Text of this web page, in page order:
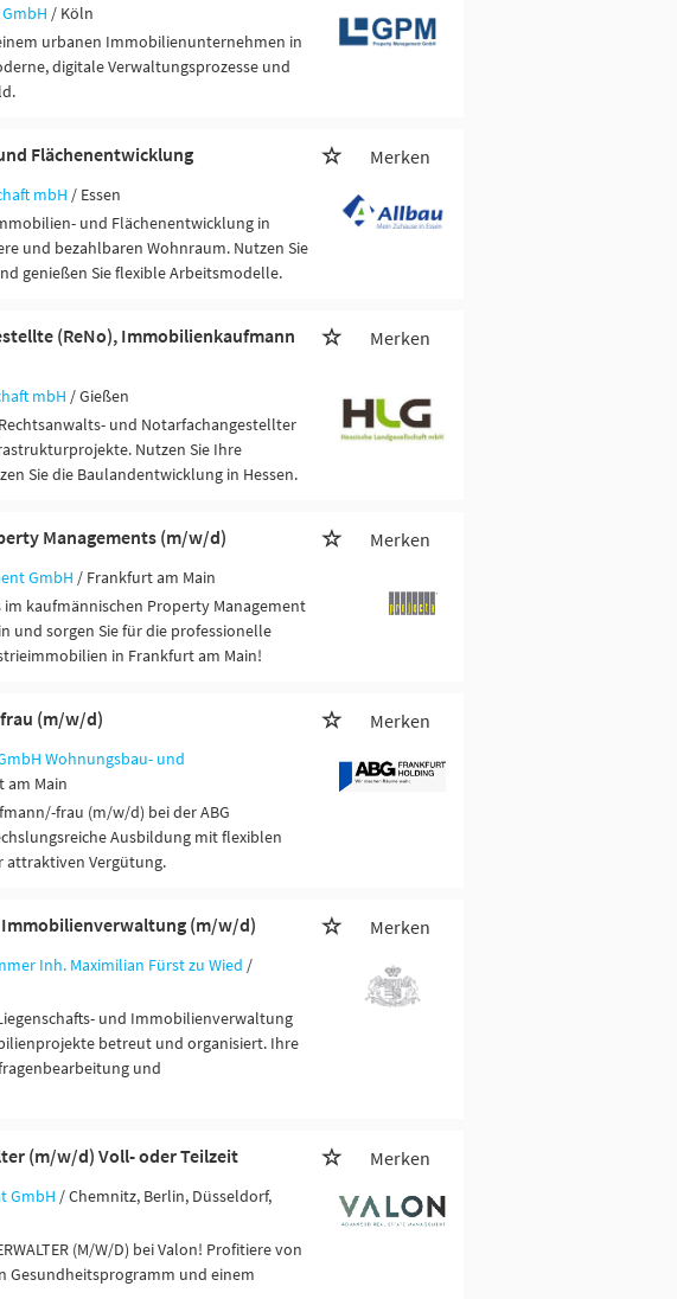
/ Köln
urbanen Immobilienunternehmen in
digitale Verwaltungsprozesse und
Flächenentwicklung Merken
mbH / Essen
und Flächenentwicklung in
und bezahlbaren Wohnraum. Nutzen Sie
genießen Sie flexible Arbeitsmodelle.
(ReNo), Immobilienkaufmann
Merken
mbH / Gießen
und Notarfachangestellter
Nutzen Sie Ihre
Sie die Baulandentwicklung in Hessen.
Managements (m/w/d) Merken
GmbH / Frankfurt am Main
im kaufmännischen Property Management
und sorgen Sie für die professionelle
in Frankfurt am Main!
(m/w/d) Merken
Wohnungsbau- und
am Main
frau (m/w/d) bei der ABG
Ausbildung mit flexiblen
attraktiven Vergütung.
Immobilienverwaltung (m/w/d) Merken
Inh. Maximilian Fürst zu Wied /
und Immobilienverwaltung
betreut und organisiert. Ihre
und
(m/w/d) Voll- oder Teilzeit Merken
GmbH / Chemnitz, Berlin, Düsseldorf,
(M/W/D) bei Valon! Profitiere von
Gesundheitsprogramm und einem